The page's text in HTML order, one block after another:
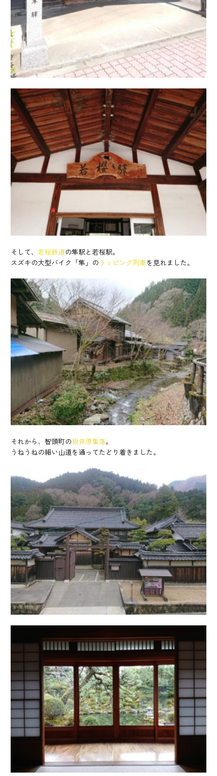
そして、若桜鉄道の隼駅と若桜駅。
スズキの大型バイク「隼」のラッピング列車を見れました。
それから、智頭町の板井原集落。
うねうねの細い山道を通ってたどり着きました。